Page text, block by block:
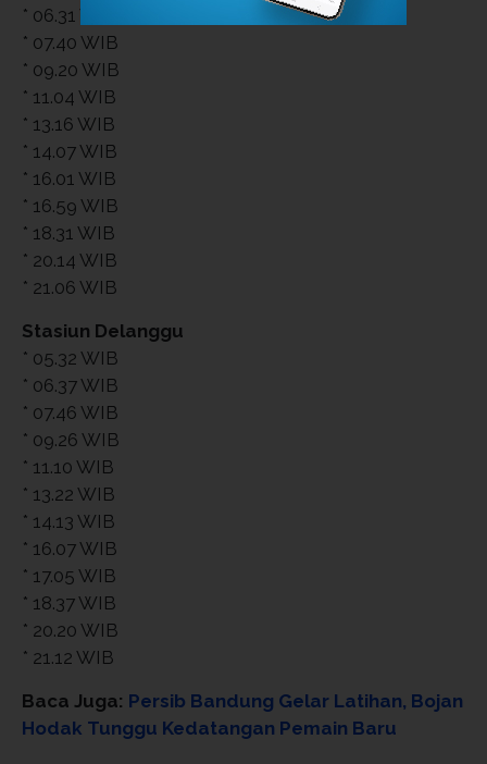
* 06.31 WIB
* 07.40 WIB
* 09.20 WIB
* 11.04 WIB
* 13.16 WIB
* 14.07 WIB
* 16.01 WIB
* 16.59 WIB
* 18.31 WIB
* 20.14 WIB
* 21.06 WIB
Stasiun Delanggu
* 05.32 WIB
* 06.37 WIB
* 07.46 WIB
* 09.26 WIB
* 11.10 WIB
* 13.22 WIB
* 14.13 WIB
* 16.07 WIB
* 17.05 WIB
* 18.37 WIB
* 20.20 WIB
* 21.12 WIB
Baca Juga: Persib Bandung Gelar Latihan, Bojan
Hodak Tunggu Kedatangan Pemain Baru